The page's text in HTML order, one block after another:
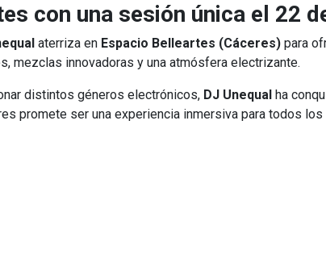
con una sesión única el 22
aterriza en Espacio Belleartes (Cáceres) para
mezclas innovadoras y una atmósfera electrizante.
distintos géneros electrónicos, DJ Unequal ha
promete ser una experiencia inmersiva para todos